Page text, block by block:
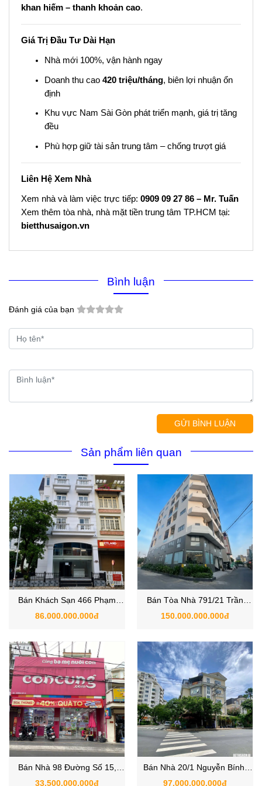
khan hiếm – thanh khoản cao.
Giá Trị Đầu Tư Dài Hạn
Nhà mới 100%, vận hành ngay
Doanh thu cao 420 triệu/tháng, biên lợi nhuận ổn
định
Khu vực Nam Sài Gòn phát triển mạnh, giá trị tăng
đều
Phù hợp giữ tài sản trung tâm – chống trượt giá
Liên Hệ Xem Nhà
Xem nhà và làm việc trực tiếp: 0909 09 27 86 – Mr. Tuấn
Xem thêm tòa nhà, nhà mặt tiền trung tâm TP.HCM tại:
bietthusaigon.vn
Bình luận
Đánh giá của bạn
GỬI BÌNH LUẬN
Sản phẩm liên quan
Bán Khách Sạn 466 Phạm
Thái Bường, Phường Tân
86.000.000.000đ
Bán Tòa Nhà 791/21 Trần
Xuân Soạn, Phường Tân
150.000.000.000đ
Bán Nhà 98 Đường Số 15,
Phường Tân Kiểng, Quận 7,
33.500.000.000đ
Bán Nhà 20/1 Nguyễn Bính,
Phường Tân Phong, Quận 7
97.000.000.000đ